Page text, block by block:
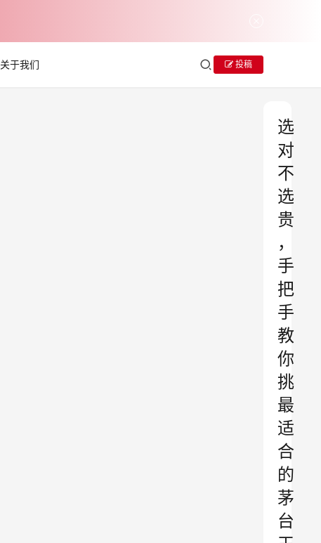
关于我们 投稿
选
对
不
选
贵
，
手
把
手
教
你
挑
最
适
合
的
茅
台